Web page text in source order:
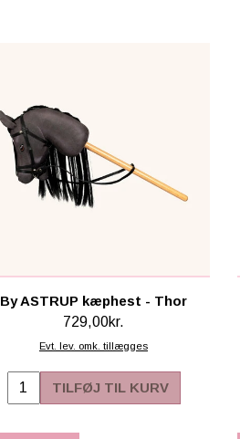
By ASTRUP kæphest - Thor
729,00kr.
Evt. lev. omk. tillægges
TILFØJ TIL KURV